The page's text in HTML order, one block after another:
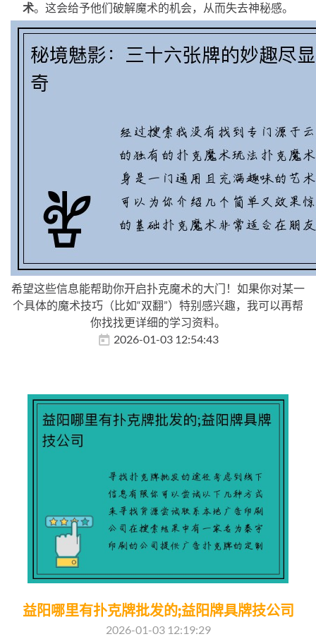
术。这会给予他们破解魔术的机会，从而失去神秘感。
希望这些信息能帮助你开启扑克魔术的大门！如果你对某一
个具体的魔术技巧（比如“双翻”）特别感兴趣，我可以再帮
你找找更详细的学习资料。
2026-01-03 12:54:43
益阳哪里有扑克牌批发的;益阳牌具牌技公司
2026-01-03 12:19:29